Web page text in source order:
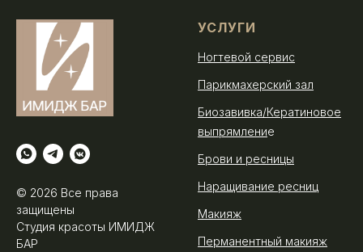
© 2026 Все права
защищены
Студия красоты ИМИДЖ
БАР
УСЛУГИ
Ногтевой сервис
Парикмахерский зал
Биозавивка/Кератиновое
выпрямление
Брови и ресницы
Наращивание ресниц
Макияж
Перманентный макияж